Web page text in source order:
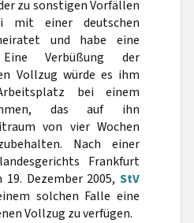
zu sonstigen Vorfällen
mit einer deutschen
und habe eine
Verbüßung der
Vollzug würde es ihm
bei einem
das auf ihn
von vier Wochen
Nach einer
Frankfurt
Dezember 2005, StV
solchen Falle eine
Vollzug zu verfügen.